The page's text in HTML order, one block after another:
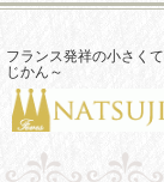
フランス発祥の小さく
じかん～